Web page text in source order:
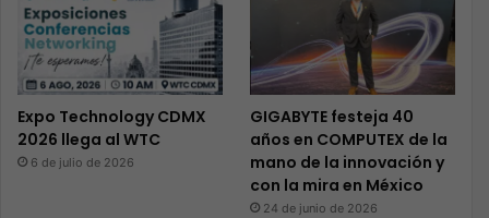
Expo Technology CDMX
2026 llega al WTC
6 de julio de 2026
GIGABYTE festeja 40
años en COMPUTEX de la
mano de la innovación y
con la mira en México
24 de junio de 2026